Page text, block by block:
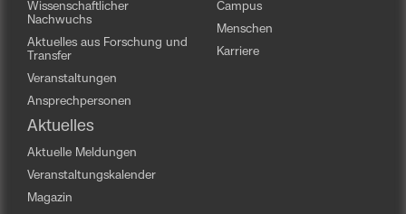
Wissenschaftlicher
Nachwuchs
Aktuelles aus Forschung und
Transfer
Veranstaltungen
Ansprechpersonen
Campus
Menschen
Karriere
Aktuelles
Aktuelle Meldungen
Veranstaltungskalender
Magazin